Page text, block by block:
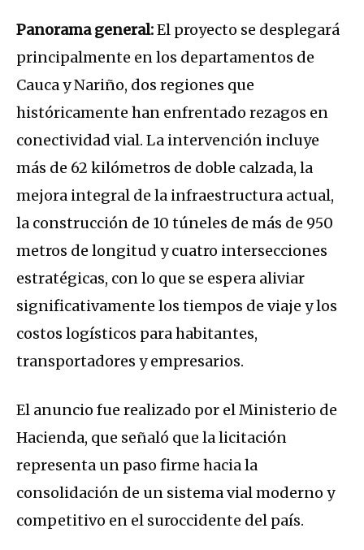
Panorama general:El proyecto se desplegará
principalmente en los departamentos de
Cauca y Nariño, dos regiones que
históricamente han enfrentado rezagos en
conectividad vial. La intervención incluye
más de 62 kilómetros de doble calzada, la
mejora integral de la infraestructura actual,
la construcción de 10 túneles de más de 950
metros de longitud y cuatro intersecciones
estratégicas, con lo que se espera aliviar
significativamente los tiempos de viaje y los
costos logísticos para habitantes,
transportadores y empresarios.
El anuncio fue realizado por el Ministerio de
Hacienda, que señaló que la licitación
representa un paso firme hacia la
consolidación de un sistema vial moderno y
competitivo en el suroccidente del país.